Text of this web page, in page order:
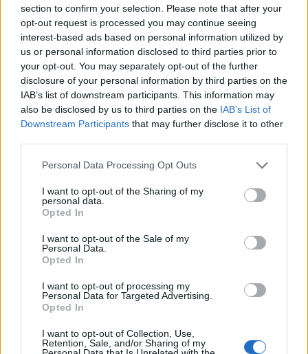
section to confirm your selection. Please note that after your
opt-out request is processed you may continue seeing
interest-based ads based on personal information utilized by
us or personal information disclosed to third parties prior to
your opt-out. You may separately opt-out of the further
disclosure of your personal information by third parties on the
IAB’s list of downstream participants. This information may
also be disclosed by us to third parties on the IAB’s List of
Downstream Participants that may further disclose it to other
Please note that this website/app uses one or more Google
not limited to your visit or usage behaviour. You may click to
grant or deny consent to Google and its third-party tags to
use your data for below specified purposes in below Google
consent section.
Personal Data Processing Opt Outs
I want to opt-out of the Sharing of my
personal data.
Opted In
I want to opt-out of the Sale of my
Personal Data.
Opted In
I want to opt-out of processing my
Personal Data for Targeted Advertising.
Opted In
I want to opt-out of Collection, Use,
Retention, Sale, and/or Sharing of my
Útépítés
BKK KM Építő Kft.
felüljárón
A tartós nyári hőség jelentős kihívás elé állítja a KM Építőt,
árnyékában?